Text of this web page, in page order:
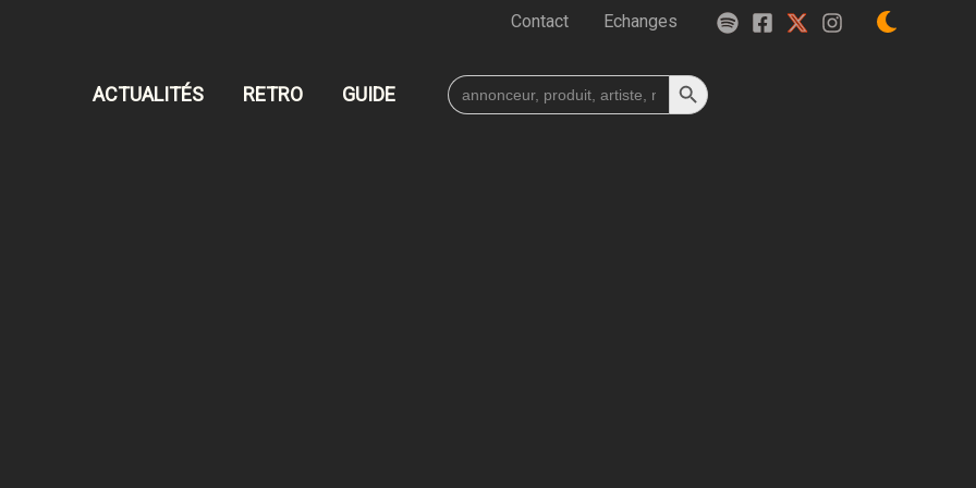
Contact Echanges
ACTUALITÉS RETRO GUIDE
Search
for:
Search Button